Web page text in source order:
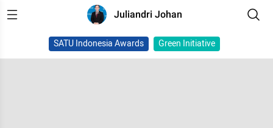
Juliandri Johan
SATU Indonesia Awards Green Initiative